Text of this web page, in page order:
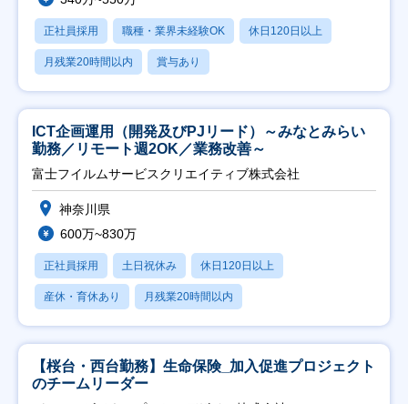
正社員採用 職種・業界未経験OK 休日120日以上
月残業20時間以内 賞与あり
ICT企画運用（開発及びPJリード）～みなとみらい
勤務／リモート週2OK／業務改善～
富士フイルムサービスクリエイティブ株式会社
神奈川県
600万~830万
正社員採用 土日祝休み 休日120日以上
産休・育休あり 月残業20時間以内
【桜台・西台勤務】生命保険_加入促進プロジェクト
のチームリーダー